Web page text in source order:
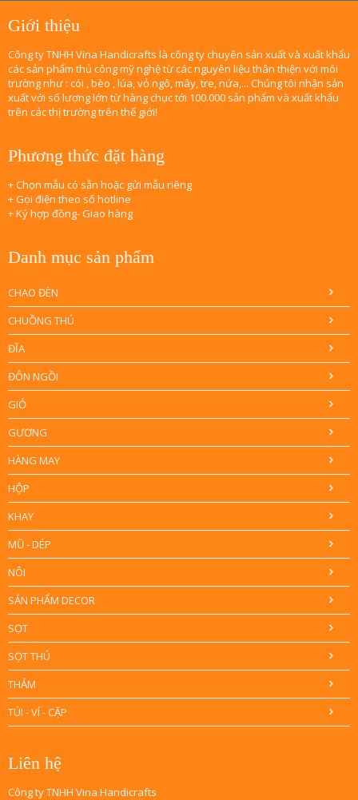
Giới thiệu
Công ty TNHH Vina Handicrafts là công ty chuyên sản xuất và xuất khẩu
các sản phẩm thủ công mỹ nghệ từ các nguyên liệu thân thiện với môi
trường như : cói , bèo , lúa, vỏ ngô, mây, tre, nứa,... Chúng tôi nhận sản
xuất với số lượng lớn từ hàng chục tới 100.000 sản phẩm và xuất khẩu
trên các thị trường trên thế giới!
Phương thức đặt hàng
+ Chọn mẫu có sẵn hoặc gửi mẫu riêng
+ Gọi điện theo số hotline
+ Ký hợp đồng- Giao hàng
Danh mục sản phẩm
CHAO ĐÈN
CHUỒNG THÚ
ĐĨA
ĐÔN NGỒI
GIỎ
GƯƠNG
HÀNG MAY
HỘP
KHAY
MŨ - DÉP
NÔI
SẢN PHẨM DECOR
SỌT
SỌT THÚ
THẢM
TÚI - VÍ - CẶP
Liên hệ
Công ty TNHH Vina Handicrafts